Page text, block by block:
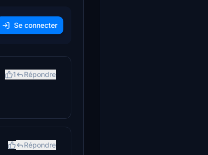
Se connecter
1 Répondre
Répondre